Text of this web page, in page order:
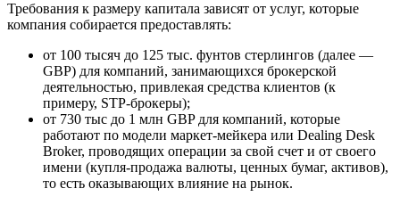
Требования к размеру капитала зависят от услуг, которые
компания собирается предоставлять:
от 100 тысяч до 125 тыс. фунтов стерлингов (далее —
GBP) для компаний, занимающихся брокерской
деятельностью, привлекая средства клиентов (к
примеру, STP-брокеры);
от 730 тыс до 1 млн GBP для компаний, которые
работают по модели маркет-мейкера или Dealing Desk
Broker, проводящих операции за свой счет и от своего
имени (купля-продажа валюты, ценных бумаг, активов),
то есть оказывающих влияние на рынок.